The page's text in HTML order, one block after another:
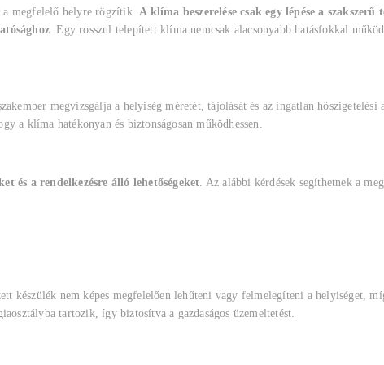
a megfelelő helyre rögzítik.A klíma beszerelése csak egy lépése a
. Egy rosszul telepített klíma nemcsak alacsonyabb hatásfokkal
megvizsgálja a helyiség méretét, tájolását és az ingatlan
a klíma hatékonyan és biztonságosan működhessen.
és a rendelkezésre álló lehetőségeket. Az alábbi kérdések segíthetnek a
készülék nem képes megfelelően lehűteni vagy felmelegíteni a helyiséget,
tartozik, így biztosítva a gazdaságos üzemeltetést.